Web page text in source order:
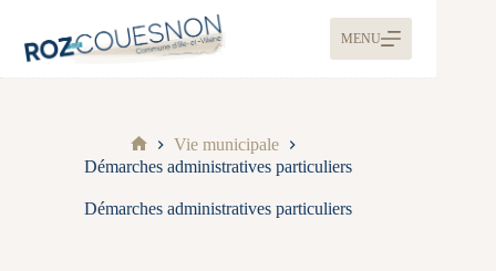
MENU
Vie municipale
Démarches administratives particuliers
Démarches administratives particuliers